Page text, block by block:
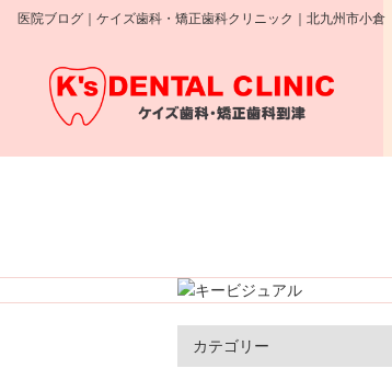
医院ブログ｜ケイズ歯科・矯正歯科クリニック｜北九州市小
カテゴリー